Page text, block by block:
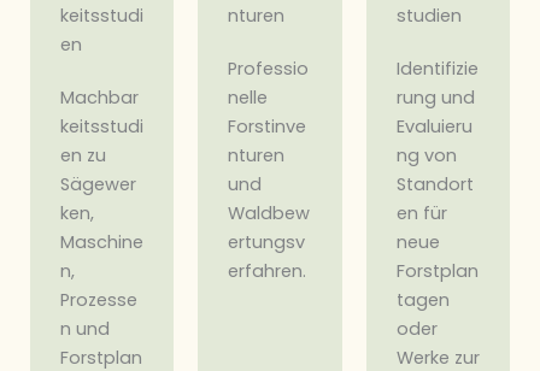
keitsstudi
en
Machbar
keitsstudi
en zu
Sägewer
ken,
Maschine
n,
Prozesse
n und
Forstplan
nturen
Professio
nelle
Forstinve
nturen
und
Waldbew
ertungsv
erfahren.
studien
Identifizie
rung und
Evaluieru
ng von
Standort
en für
neue
Forstplan
tagen
oder
Werke zur